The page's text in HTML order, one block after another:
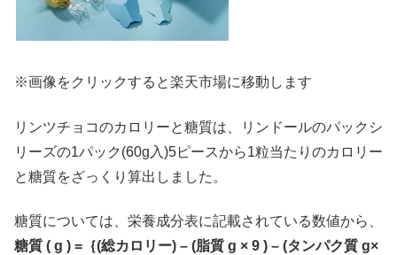
※画像をクリックすると楽天市場に移動します
リンツチョコのカロリーと糖質は、リンドールのパックシ
リーズの1パック(60g入)5ピースから1粒当たりのカロリー
と糖質をざっくり算出しました。
糖質については、栄養成分表に記載されている数値から、
糖質 ( g ) =｛(総カロリー) – (脂質 g × 9 ) – (タンパク質 g×